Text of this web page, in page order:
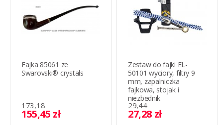
Fajka 85061 ze
Swarovski® crystals
173,18
155,45 zł
Zestaw do fajki EL-
50101 wyciory, filtry 9
mm, zapalniczka
fajkowa, stojak i
niezbędnik
29,44
27,28 zł